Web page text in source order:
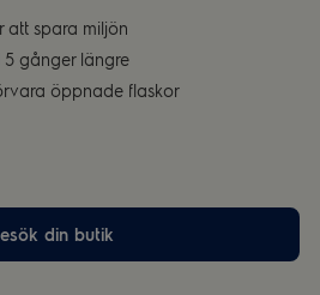
att spara miljön
gånger längre
öppnade flaskor
din butik